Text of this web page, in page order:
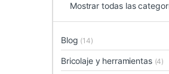
Mostrar todas las
Blog (14)
Bricolaje y herramientas (4)